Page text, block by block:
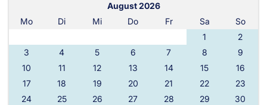
August 2026
Mo
Di Mi Do Fr Sa
So
1
2
3
4 5 6 7 8
9
10
11 12 13 14 15
16
17
18 19 20 21 22
23
24
25 26 27 28 29
30